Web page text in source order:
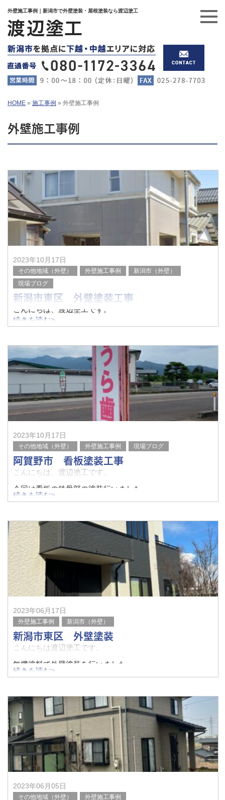
外壁施工事例｜新潟市で外壁塗装・屋根塗装なら渡辺塗工
HOME » 施工事例 » 外壁施工事例
外壁施工事例
2023年10月17日
その他地域（外壁） 外壁施工事例
新潟市（外壁）
現場ブログ
新潟市東区 外壁塗装工事
こんにちは、渡辺塗工です。
今回は外壁塗装を行いました。
塗装の事なら渡辺塗工にお任せください。
before
after
続きを読む>
2023年10月17日
その他地域（外壁） 外壁施工事例 現場ブログ
阿賀野市 看板塗装工事
こんにちは、渡辺塗工です。
今回は看板の鉄骨部の塗装行いました。
before
after
続きを読む>
2023年06月17日
外壁施工事例 新潟市（外壁）
新潟市東区 外壁塗装
こんにちは渡辺塗工です。
無機塗料で外壁塗装を行いました。
before
after
続きを読む>
2023年06月05日
その他地域（外壁） 外壁施工事例